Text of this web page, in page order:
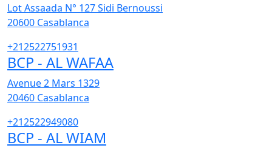
Lot Assaada N° 127 Sidi Bernoussi
20600 Casablanca
+212522751931
BCP - AL WAFAA
Avenue 2 Mars 1329
20460 Casablanca
+212522949080
BCP - AL WIAM